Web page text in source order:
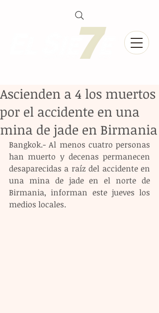
Ascienden a 4 los muertos
por el accidente en una
mina de jade en Birmania
Bangkok.- Al menos cuatro personas
han muerto y decenas permanecen
desaparecidas a raíz del accidente en
una mina de jade en el norte de
Birmania, informan este jueves los
medios locales.